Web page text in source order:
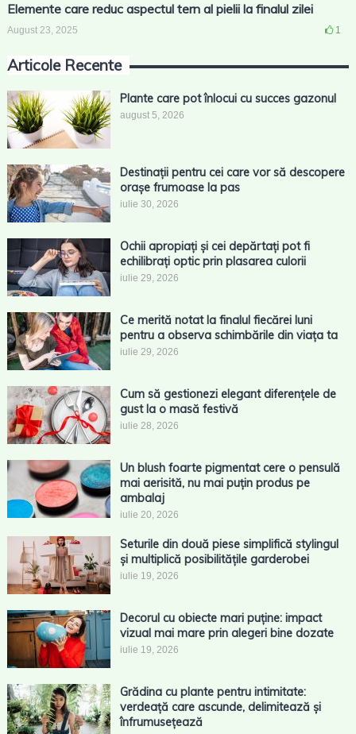
Elemente care reduc aspectul tern al pielii la finalul zilei
August 23, 2025 1
Articole Recente
Plante care pot înlocui cu succes gazonul
august 5, 2026
Destinații pentru cei care vor să descopere
orașe frumoase la pas
iulie 30, 2026
Ochii apropiați și cei depărtați pot fi
echilibrați optic prin plasarea culorii
iulie 29, 2026
Ce merită notat la finalul fiecărei luni
pentru a observa schimbările din viața ta
iulie 29, 2026
Cum să gestionezi elegant diferențele de
gust la o masă festivă
iulie 28, 2026
Un blush foarte pigmentat cere o pensulă
mai aerisită, nu mai puțin produs pe
ambalaj
iulie 20, 2026
Seturile din două piese simplifică stylingul
și multiplică posibilitățile garderobei
iulie 19, 2026
Decorul cu obiecte mari puține: impact
vizual mai mare prin alegeri bine dozate
iulie 19, 2026
Grădina cu plante pentru intimitate:
verdeață care ascunde, delimitează și
înfrumusețează